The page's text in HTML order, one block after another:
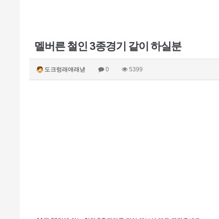
멜버른 철인 3종경기 같이 하실분
도크렁래애래낻 0 5399